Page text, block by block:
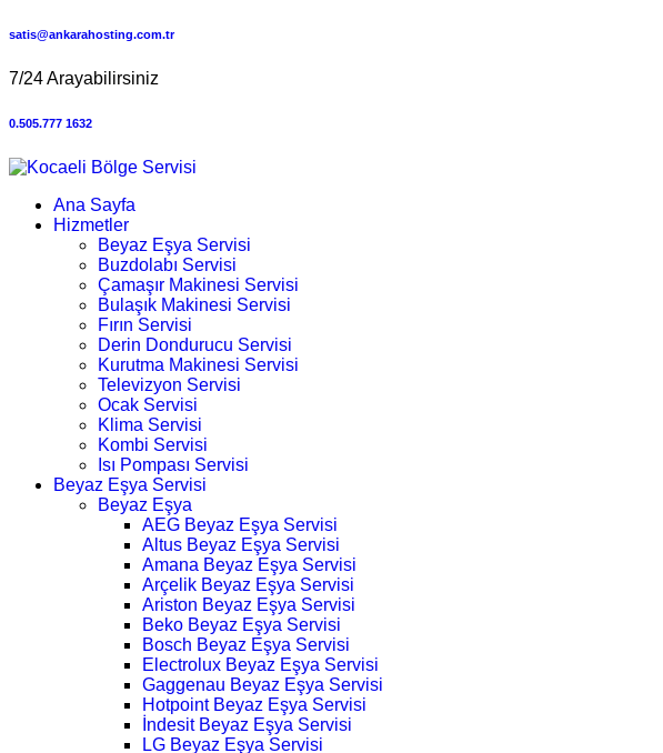
satis@ankarahosting.com.tr
7/24 Arayabilirsiniz
0.505.777 1632
Ana Sayfa
Hizmetler
Beyaz Eşya Servisi
Buzdolabı Servisi
Çamaşır Makinesi Servisi
Bulaşık Makinesi Servisi
Fırın Servisi
Derin Dondurucu Servisi
Kurutma Makinesi Servisi
Televizyon Servisi
Ocak Servisi
Klima Servisi
Kombi Servisi
Isı Pompası Servisi
Beyaz Eşya Servisi
Beyaz Eşya
AEG Beyaz Eşya Servisi
Altus Beyaz Eşya Servisi
Amana Beyaz Eşya Servisi
Arçelik Beyaz Eşya Servisi
Ariston Beyaz Eşya Servisi
Beko Beyaz Eşya Servisi
Bosch Beyaz Eşya Servisi
Electrolux Beyaz Eşya Servisi
Gaggenau Beyaz Eşya Servisi
Hotpoint Beyaz Eşya Servisi
İndesit Beyaz Eşya Servisi
LG Beyaz Eşya Servisi